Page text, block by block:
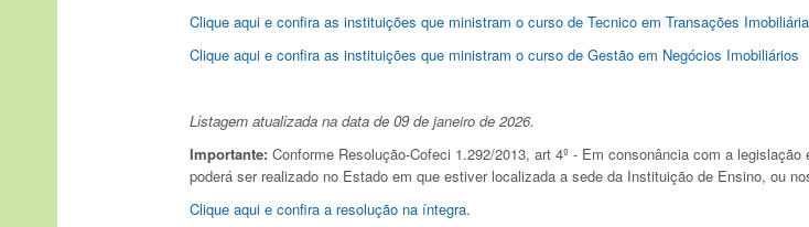
Clique aqui e confira as instituições que ministram o curso de Tecnico em Transações
Clique aqui e confira as instituições que ministram o curso de Gestão em Negócios Imobiliários
Listagem atualizada na data de 09de janeiro de 2026.
Importante: Conforme Resolução-Cofeci 1.292/2013, art 4º - Em consonância com a
poderá ser realizado no Estado em que estiver localizada a sede da Instituição de Ensino, ou
Clique aqui e confira a resolução na íntegra.